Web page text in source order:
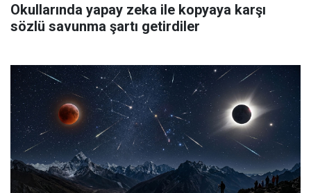
Okullarında yapay zeka ile kopyaya karşı
sözlü savunma şartı getirdiler